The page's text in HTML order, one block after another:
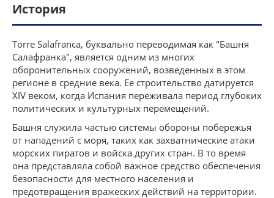
История
Torre Salafranca, буквально переводимая как "Башня
Салафранка", является одним из многих
оборонительных сооружений, возведенных в этом
регионе в средние века. Ее строительство датируется
XIV веком, когда Испания переживала период глубоких
политических и культурных перемещений.
Башня служила частью системы обороны побережья
от нападений с моря, таких как захватнические атаки
морских пиратов и войска других стран. В то время
она представляла собой важное средство обеспечения
безопасности для местного населения и
предотвращения вражеских действий на территории.